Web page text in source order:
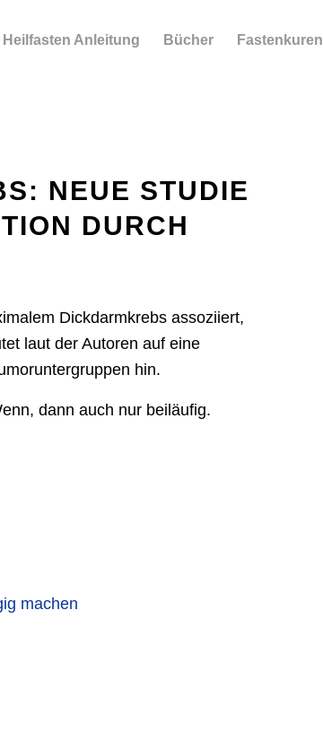
Heilfasten Anleitung Bücher Fastenkuren
NEUE STUDIE
DURCH
Dickdarmkrebs assoziiert,
laut der Autoren auf eine
hin.
dann auch nur beiläufig.
machen